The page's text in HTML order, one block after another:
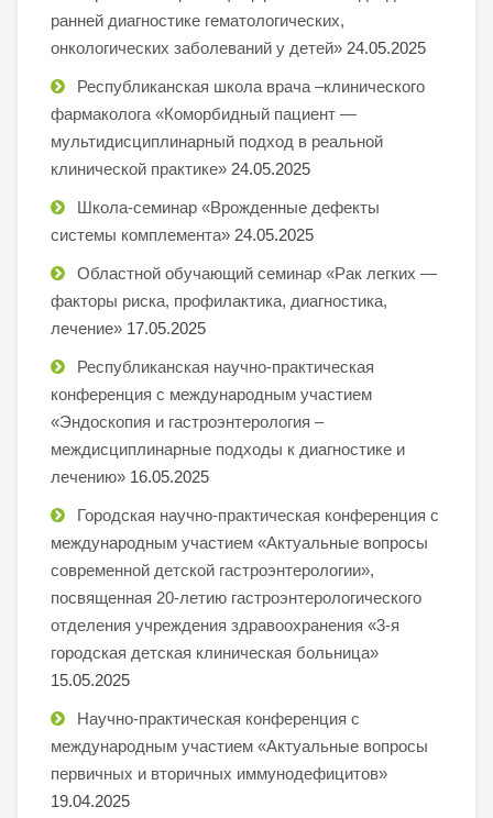
ранней диагностике гематологических,
онкологических заболеваний у детей» 24.05.2025
Республиканская школа врача –клинического
фармаколога «Коморбидный пациент —
мультидисциплинарный подход в реальной
клинической практике» 24.05.2025
Школа-семинар «Врожденные дефекты
системы комплемента» 24.05.2025
Областной обучающий семинар «Рак легких —
факторы риска, профилактика, диагностика,
лечение» 17.05.2025
Республиканская научно-практическая
конференция с международным участием
«Эндоскопия и гастроэнтерология –
междисциплинарные подходы к диагностике и
лечению» 16.05.2025
Городская научно-практическая конференция с
международным участием «Актуальные вопросы
современной детской гастроэнтерологии»,
посвященная 20-летию гастроэнтерологического
отделения учреждения здравоохранения «3-я
городская детская клиническая больница»
15.05.2025
Научно-практическая конференция с
международным участием «Актуальные вопросы
первичных и вторичных иммунодефицитов»
19.04.2025